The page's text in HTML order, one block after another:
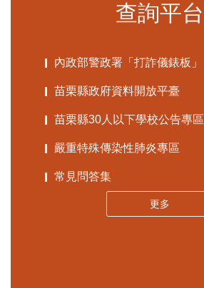
查詢平台
內政部警政署「打詐儀錶板」
苗栗縣政府資料開放平臺
苗栗縣30人以下學校公告專區
嚴重特殊傳染性肺炎專區
常見問答集
更多